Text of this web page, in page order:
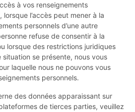
à vos renseignements
l’accès peut mener à la
personnels d’une autre
refuse de consentir à la
lorsque des restrictions juridiques
situation se présente, nous vous
laquelle nous ne pouvons vous
personnels.
des données apparaissant sur
de tierces parties, veuillez